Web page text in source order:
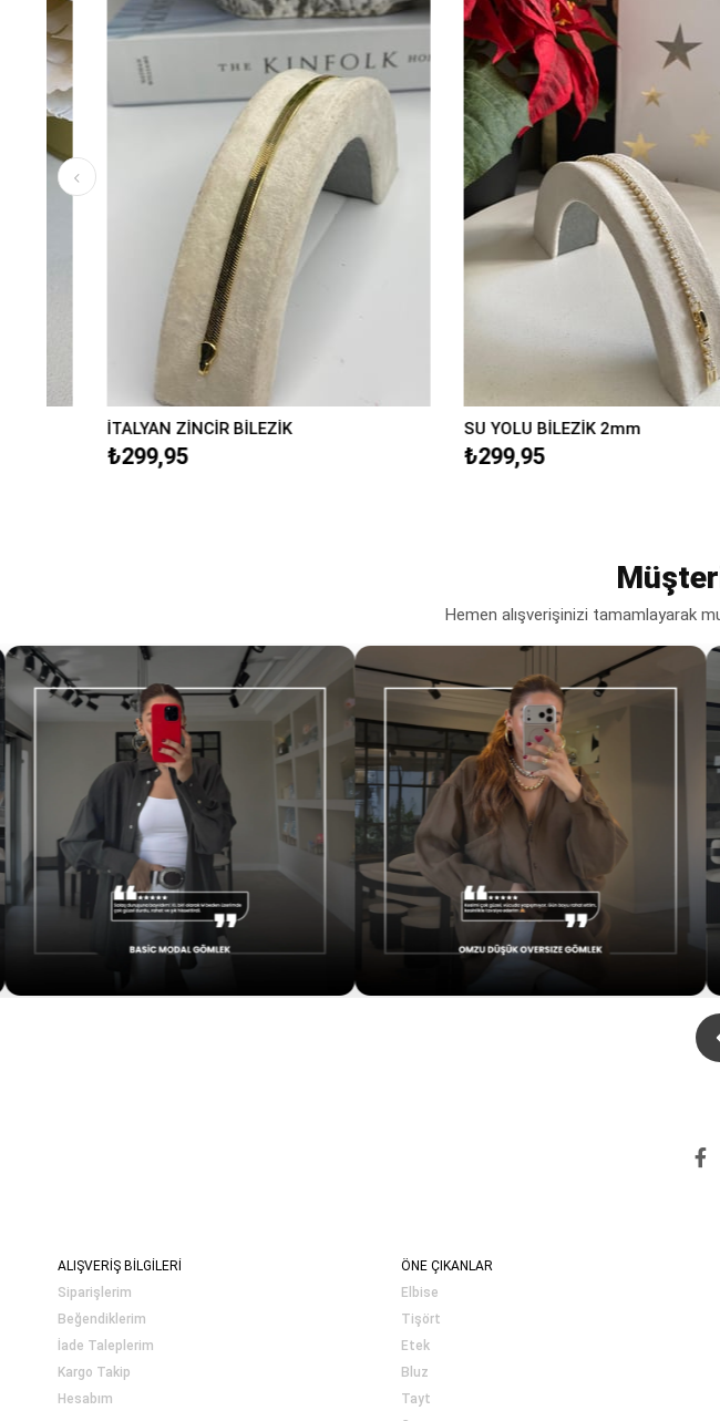
İTALYAN ZİNCİR BİLEZİK
₺299,95
SU YOLU BİLEZİK 2mm
₺299,95
Hemen alışverişinizi tamamlayarak
ALIŞVERİŞ BİLGİLERİ
Siparişlerim
Beğendiklerim
İade Taleplerim
Kargo Takip
Hesabım
ÖNE ÇIKANLAR
Elbise
Tişört
Etek
Bluz
Tayt